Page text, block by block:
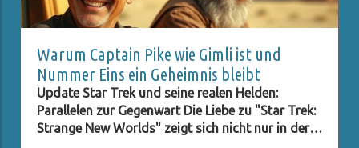
umzusetzen, könnte der deutschen
Nationalmannschaft helfen, ihre
Wettbewerbsfähigkeit zurückzugewinnen. Diese
Vorstellung sorgt für rege Diskussionen und eine
Vielzahl von Spekulationen unter den Anhängern.
Was die Pressekonferenz für Fans bedeutete Am
[Datum der Pressekonferenz] wird die DFB-
Pressekonferenz live übertragen, und Fans haben
Warum Captain Pike wie Gimli ist und
Nummer Eins ein Geheimnis bleibt
Update Star Trek und seine realen Helden:
Parallelen zur Gegenwart Die Liebe zu "Star Trek:
Strange New Worlds" zeigt sich nicht nur in der